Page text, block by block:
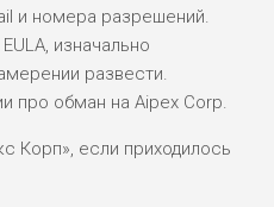
и номера разрешений.
изначально
развести.
про обман на Aipex Corp.
Корп», если приходилось